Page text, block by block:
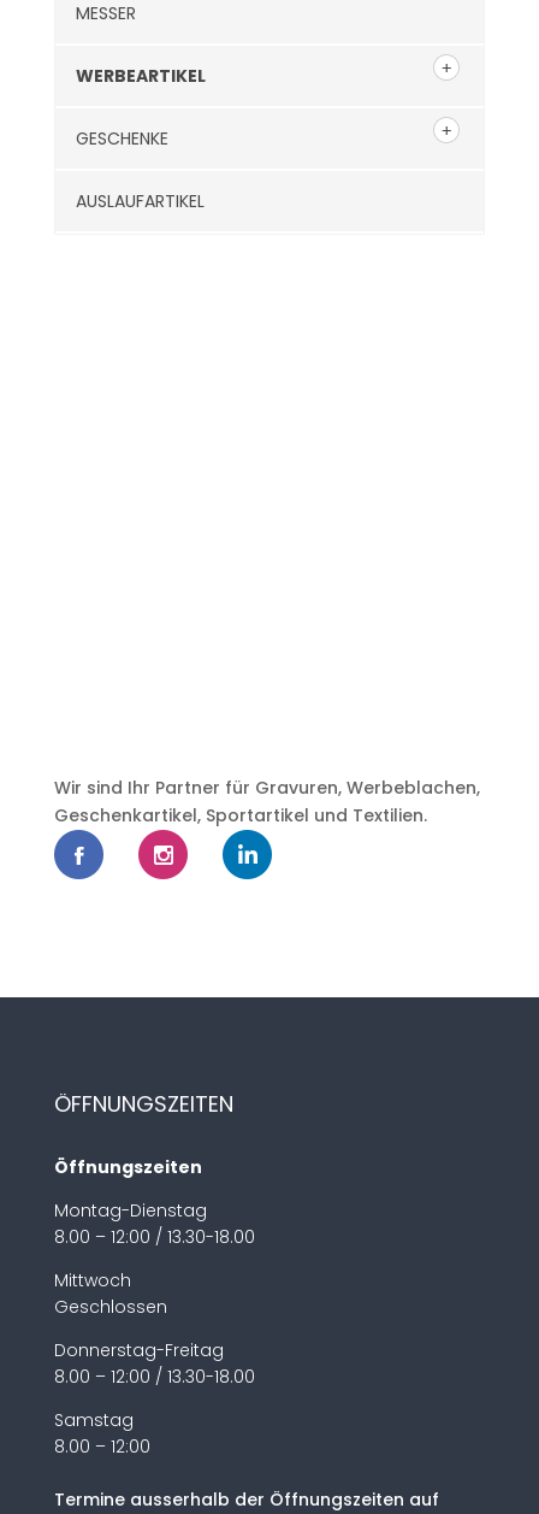
MESSER
WERBEARTIKEL
GESCHENKE
AUSLAUFARTIKEL
Wir sind Ihr Partner für Gravuren, Werbeblachen,
Geschenkartikel, Sportartikel und Textilien.
ÖFFNUNGSZEITEN
Öffnungszeiten
Montag-Dienstag
8.00 – 12:00 / 13.30-18.00
Mittwoch
Geschlossen
Donnerstag-Freitag
8.00 – 12:00 / 13.30-18.00
Samstag
8.00 – 12:00
Termine ausserhalb der Öffnungszeiten auf